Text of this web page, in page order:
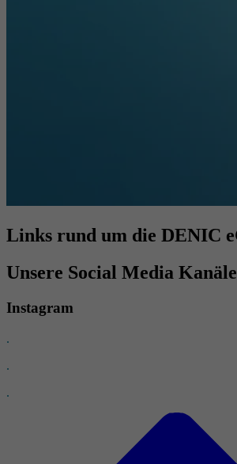
Links rund um die DENIC
Unsere Social Media Kanäle
Instagram
.
.
.